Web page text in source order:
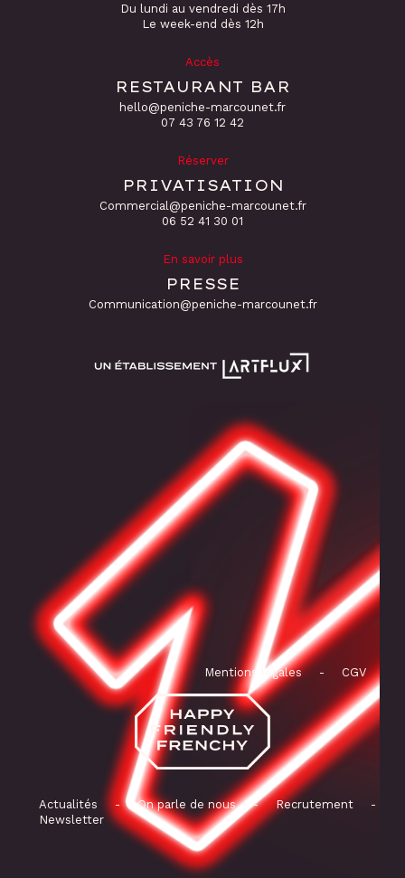
Du lundi au vendredi dès 17h
Le week-end dès 12h
Accès
RESTAURANT BAR
hello@peniche-marcounet.fr
‭07 43 76 12 42
Réserver
PRIVATISATION
Commercial@peniche-marcounet.fr
06 52 41 30 01
En savoir plus
PRESSE
Communication@peniche-marcounet.fr
Mentions légales - CGV
Actualités - On parle de nous - Recrutement
-
Newsletter